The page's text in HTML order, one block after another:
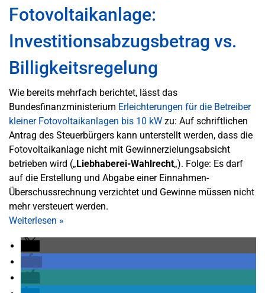
Fotovoltaikanlage:
Investitionsabzugsbetrag vs.
Billigkeitsregelung
Wie bereits mehrfach berichtet, lässt das
Bundesfinanzministerium Erleichterungen für die Betreiber
kleiner Fotovoltaikanlagen bis 10 kW zu: Auf schriftlichen
Antrag des Steuerbürgers kann unterstellt werden, dass die
Fotovoltaikanlage nicht mit Gewinnerzielungsabsicht
betrieben wird („Liebhaberei-Wahlrecht„). Folge: Es darf
auf die Erstellung und Abgabe einer Einnahmen-
Überschussrechnung verzichtet und Gewinne müssen nicht
mehr versteuert werden.
Weiterlesen »